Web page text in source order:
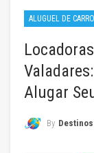
ALUGUEL DE
Alugar
By